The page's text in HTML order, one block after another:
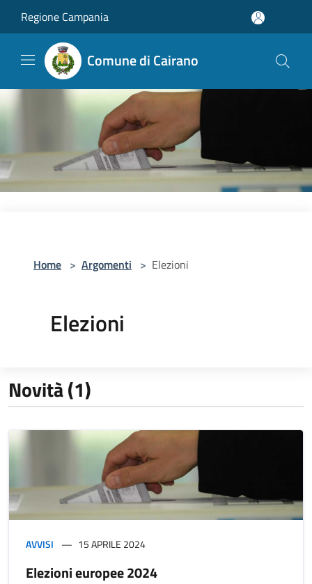
Regione Campania
Comune di Cairano
Home > Argomenti > Elezioni
Elezioni
Novità (1)
AVVISI 15 APRILE 2024
Elezioni europee 2024